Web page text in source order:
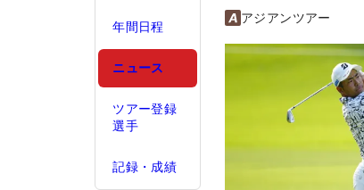
年間日程
ニュース
ツアー登録
選手
記録・成績
アジアンツアー